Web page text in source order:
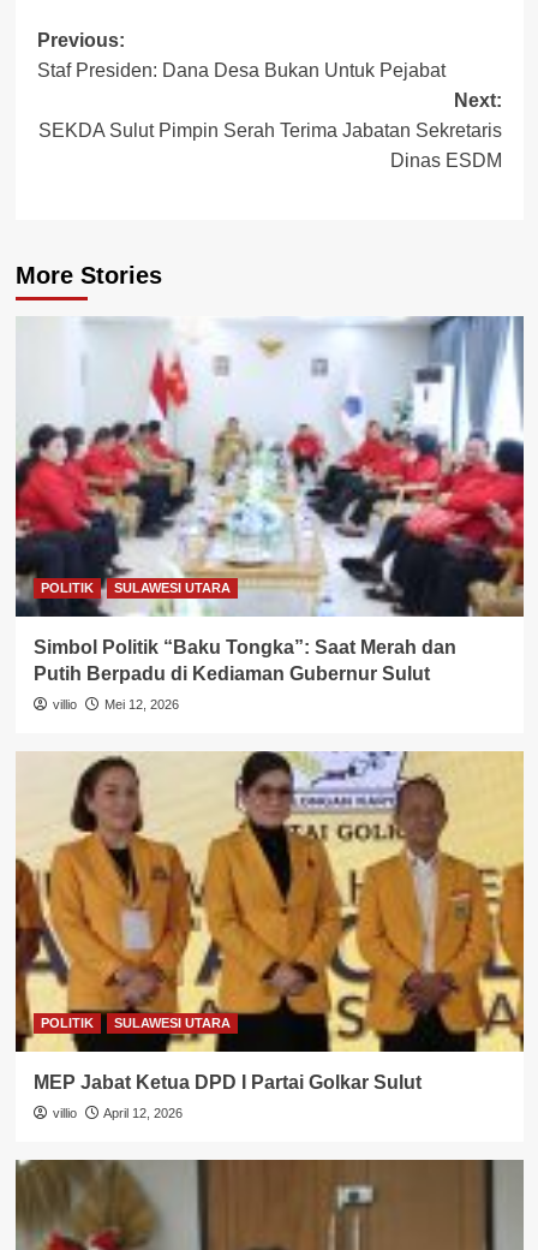
Post
navigation
Previous:
Staf Presiden: Dana Desa Bukan Untuk Pejabat
Next:
SEKDA Sulut Pimpin Serah Terima Jabatan Sekretaris
Dinas ESDM
More Stories
POLITIK SULAWESI UTARA
Simbol Politik “Baku Tongka”: Saat Merah dan
Putih Berpadu di Kediaman Gubernur Sulut
villio Mei 12, 2026
POLITIK SULAWESI UTARA
MEP Jabat Ketua DPD I Partai Golkar Sulut
villio April 12, 2026